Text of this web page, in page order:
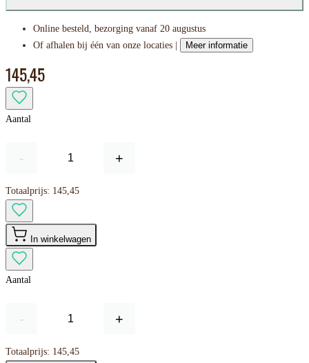
Online besteld, bezorging vanaf 20 augustus
Of afhalen bij één van onze locaties |
Meer informatie
145,45
Aantal
- +
Totaalprijs: 145,45
In winkelwagen
Aantal
- +
Totaalprijs: 145,45